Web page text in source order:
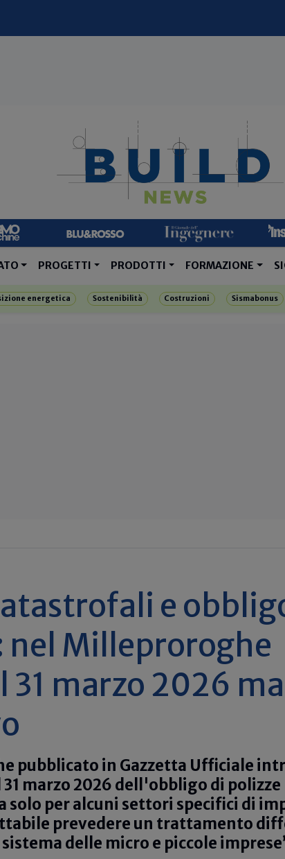
PROGETTI PRODOTTI FORMAZIONE
energetica Sostenibilità Costruzioni Sismabonus
e
nel Milleproroghe
31 marzo 2026 ma
pubblicato in Gazzetta Ufficiale
marzo 2026 dell'obbligo di polizze
solo per alcuni settori specifici di
prevedere un trattamento
delle micro e piccole